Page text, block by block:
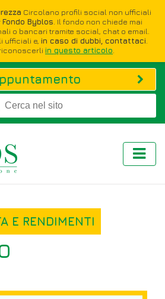
Circolano profili social non ufficiali
Fondo Byblos . Il fondo non chiede mai
o bancari tramite social, chat o email.
ufficiali e, in caso di dubbi, contattaci
in questo articolo
E RENDIMENTI